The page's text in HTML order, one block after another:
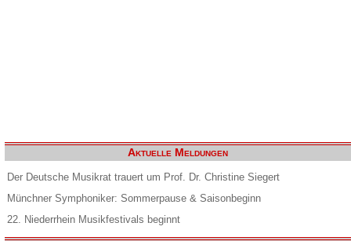
Aktuelle Meldungen
Der Deutsche Musikrat trauert um Prof. Dr. Christine Siegert
Münchner Symphoniker: Sommerpause & Saisonbeginn
22. Niederrhein Musikfestivals beginnt